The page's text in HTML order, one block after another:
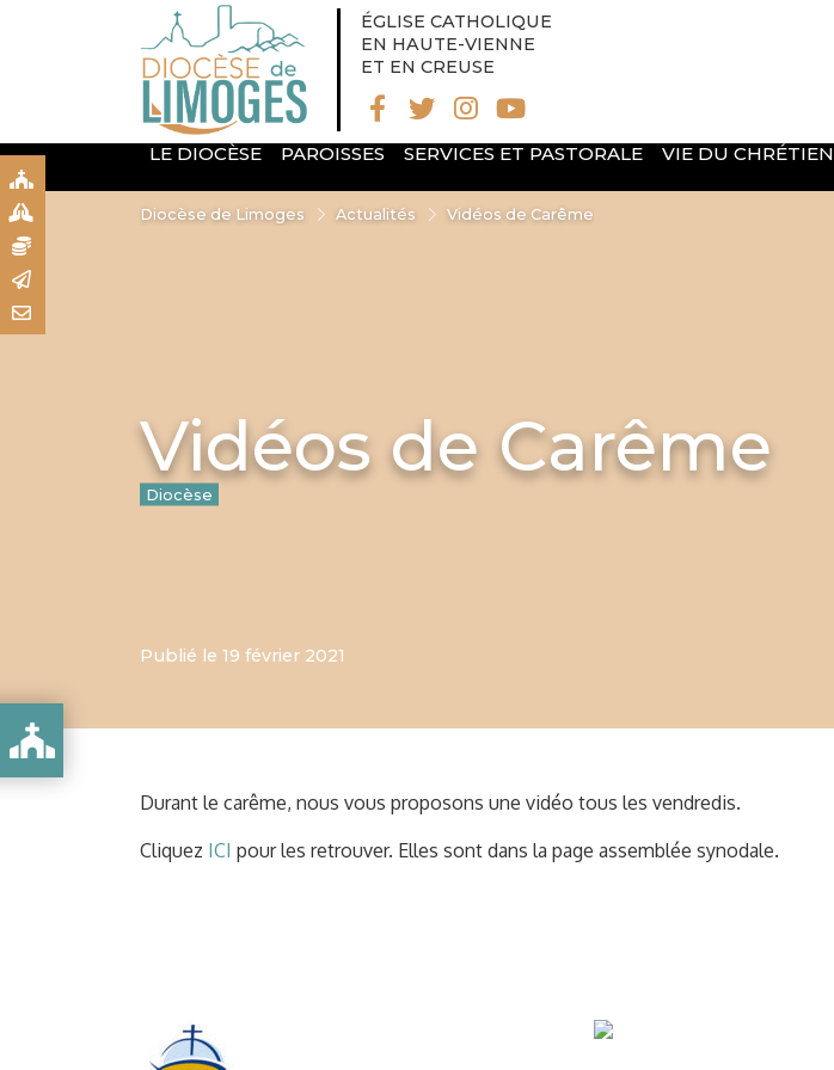
ÉGLISE CATHOLIQUE
EN HAUTE-VIENNE
ET EN CREUSE
LE DIOCÈSE PAROISSES SERVICES ET PASTORALE VIE DU CHRÉTIEN
Diocèse de Limoges Actualités Vidéos de Carême
Vidéos de Carême
Diocèse
Publié le 19 février 2021
Durant le carême, nous vous proposons une vidéo tous les vendredis.
Cliquez ICI pour les retrouver. Elles sont dans la page assemblée synodale.